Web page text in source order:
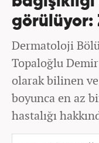
görülüyor:
Dermatoloji
Topaloğlu Demir
olarak bilinen
boyunca en az
hastalığı